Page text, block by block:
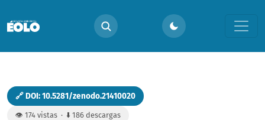
Número completo — Vol. 7 Núm. 12 (2007)
🔗 DOI: 10.5281/zenodo.21410020
👁️ 174 vistas · ⬇️ 186 descargas